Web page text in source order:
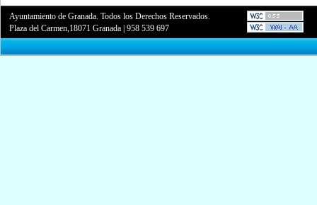
Ayuntamiento de Granada. Todos los Derechos Reservados.
Plaza del Carmen,18071 Granada |958 539 697